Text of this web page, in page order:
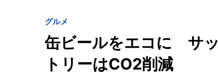
グルメ
缶ビールをエコに サ
トリーはCO2削減